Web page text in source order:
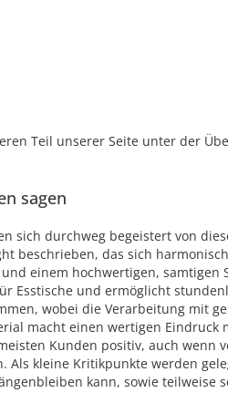
Teil unserer Seite unter der
sagen
sich durchweg begeistert von
beschrieben, das sich
einem hochwertigen, samtigen
Esstische und ermöglicht
wobei die Verarbeitung mit
macht einen wertigen
Kunden positiv, auch wenn
Als kleine Kritikpunkte werden
kann, sowie teilweise